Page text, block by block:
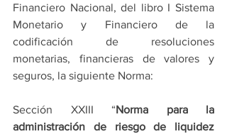
Financiero Nacional, del libro I Sistema
Monetario y Financiero de la
codificación de resoluciones
monetarias, financieras de valores y
seguros, la siguiente Norma:
Sección XXIII “Norma para la
administración de riesgo de liquidez